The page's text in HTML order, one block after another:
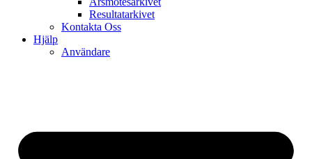
Resultatarkivet
Kontakta Oss
Hjälp
Användare